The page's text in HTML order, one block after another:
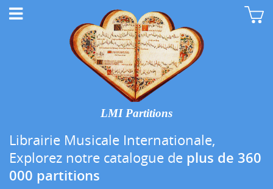
LMI Partitions
Librairie Musicale Internationale,
Explorez notre catalogue de plus de 360
000 partitions